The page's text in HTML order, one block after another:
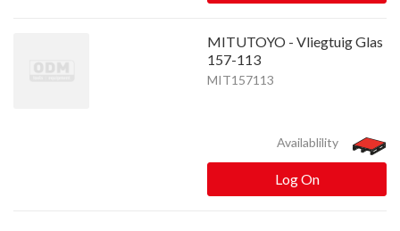
MITUTOYO - Vliegtuig Glas
157-113
MIT157113
Availablility
Log On